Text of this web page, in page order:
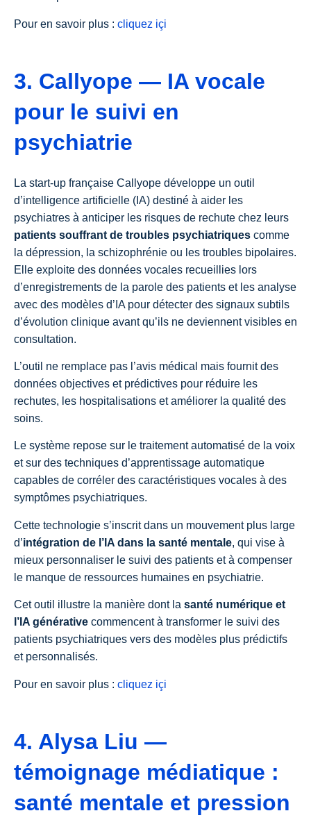
Pour en savoir plus : cliquez içi
3. Callyope — IA vocale
pour le suivi en
psychiatrie
La start-up française Callyope développe un outil
d’intelligence artificielle (IA) destiné à aider les
psychiatres à anticiper les risques de rechute chez leurs
patients souffrant de troubles psychiatriques comme
la dépression, la schizophrénie ou les troubles bipolaires.
Elle exploite des données vocales recueillies lors
d’enregistrements de la parole des patients et les analyse
avec des modèles d’IA pour détecter des signaux subtils
d’évolution clinique avant qu’ils ne deviennent visibles en
consultation.
L’outil ne remplace pas l’avis médical mais fournit des
données objectives et prédictives pour réduire les
rechutes, les hospitalisations et améliorer la qualité des
soins.
Le système repose sur le traitement automatisé de la voix
et sur des techniques d’apprentissage automatique
capables de corréler des caractéristiques vocales à des
symptômes psychiatriques.
Cette technologie s’inscrit dans un mouvement plus large
d’intégration de l’IA dans la santé mentale, qui vise à
mieux personnaliser le suivi des patients et à compenser
le manque de ressources humaines en psychiatrie.
Cet outil illustre la manière dont la santé numérique et
l’IA générative commencent à transformer le suivi des
patients psychiatriques vers des modèles plus prédictifs
et personnalisés.
Pour en savoir plus : cliquez içi
4. Alysa Liu —
témoignage médiatique :
santé mentale et pression